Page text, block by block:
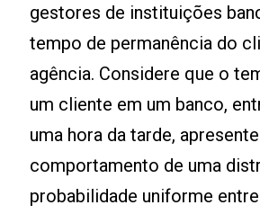
gestores de instituições
tempo de permanência do
agência. Considere que o
um cliente em um banco,
uma hora da tarde,
comportamento de uma
probabilidade uniforme